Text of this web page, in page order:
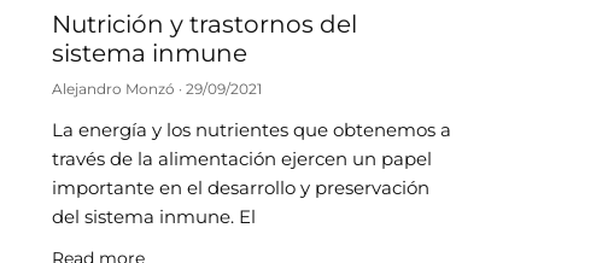
Nutrición y trastornos del
sistema inmune
Alejandro Monzó 29/09/2021
La energía y los nutrientes que obtenemos a
través de la alimentación ejercen un papel
importante en el desarrollo y preservación
del sistema inmune. El
Read more